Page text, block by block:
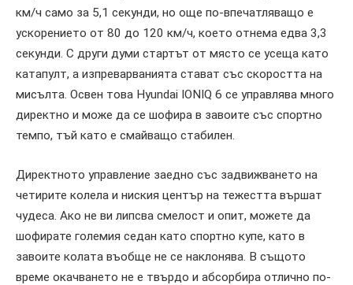
км/ч само за 5,1 секунди, но още по-впечатляващо е
ускорението от 80 до 120 км/ч, което отнема едва 3,3
секунди. С други думи стартът от място се усеща като
катапулт, а изпреварванията стават със скоростта на
мисълта. Освен това Hyundai IONIQ 6 се управлява много
директно и може да се шофира в завоите със спортно
темпо, тъй като е смайващо стабилен.
Директното управление заедно със задвижването на
четирите колела и ниския център на тежестта вършат
чудеса. Ако не ви липсва смелост и опит, можете да
шофирате големия седан като спортно купе, като в
завоите колата въобще не се наклонява. В същото
време окачването не е твърдо и абсорбира отлично по-